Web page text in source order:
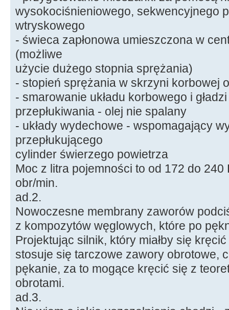
wysokociśnieniowego, sekwencyjnego
wtryskowego
- świeca zapłonowa umieszczona w
(możliwe
użycie dużego stopnia sprężania)
- stopień sprężania w skrzyni korbowej
- smarowanie układu korbowego i
przepłukiwania - olej nie spalany
- układy wydechowe - wspomagający
przepłukującego
cylinder świerzego powietrza
Moc z litra pojemności to od 172 do
obr/min.
ad.2.
Nowoczesne membrany zaworów
z kompozytów węglowych, które po
Projektując silnik, który miałby się
stosuje się tarczowe zawory obrotowe,
pękanie, za to mogące kręcić się z
obrotami.
ad.3.